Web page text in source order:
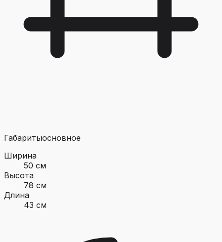
Габаритыосновное
Ширина
50 см
Высота
78 см
Длина
43 см